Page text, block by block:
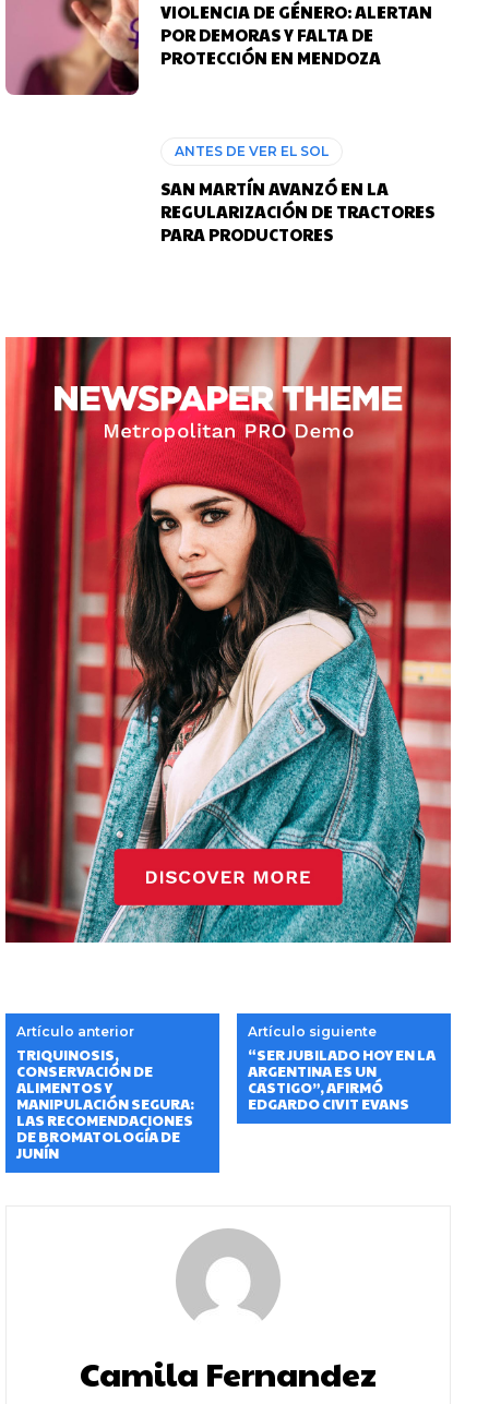
VIOLENCIA DE GÉNERO: ALERTAN
POR DEMORAS Y FALTA DE
PROTECCIÓN EN MENDOZA
ANTES DE VER EL SOL
SAN MARTÍN AVANZÓ EN LA
REGULARIZACIÓN DE TRACTORES
PARA PRODUCTORES
Artículo anterior
TRIQUINOSIS,
CONSERVACIÓN DE
ALIMENTOS Y
MANIPULACIÓN SEGURA:
LAS RECOMENDACIONES
DE BROMATOLOGÍA DE
JUNÍN
Artículo siguiente
“SER JUBILADO HOY EN LA
ARGENTINA ES UN
CASTIGO”, AFIRMÓ
EDGARDO CIVIT EVANS
Camila Fernandez